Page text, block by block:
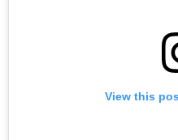
View this